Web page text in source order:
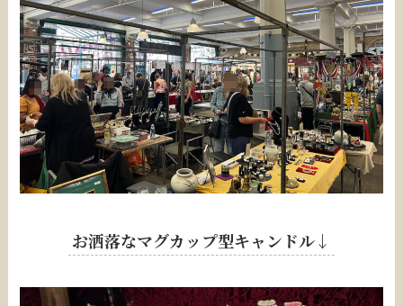
お洒落なマグカップ型キャンドル↓